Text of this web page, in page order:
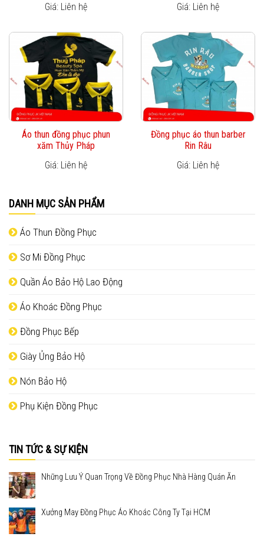
DANH MỤC SẢN PHẨM
Áo Thun Đồng Phục
Sơ Mi Đồng Phục
Quần Áo Bảo Hộ Lao Động
Áo Khoác Đồng Phục
Đồng Phục Bếp
Giày Ủng Bảo Hộ
Nón Bảo Hộ
Phụ Kiện Đồng Phục
TIN TỨC & SỰ KIỆN
Những Lưu Ý Quan Trọng Về Đồng Phục Nhà Hàng Quán Ăn
Xưởng May Đồng Phục Áo Khoác Công Ty Tại HCM
Giá: Liên hệ
Giá: Liên hệ
Áo thun đồng phục phun
xăm Thủy Pháp
Giá: Liên hệ
Đồng phục áo thun barber
Rin Râu
Giá: Liên hệ